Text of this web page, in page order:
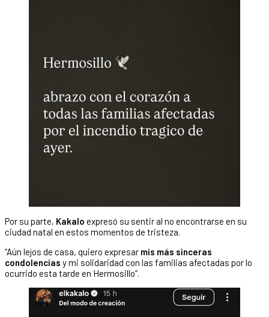
Por su parte, Kakalo expresó su sentir al no encontrarse en su
ciudad natal en estos momentos de tristeza.
“Aún lejos de casa, quiero expresar mis más sinceras
condolencias y mi solidaridad con las familias afectadas por lo
ocurrido esta tarde en Hermosillo”.